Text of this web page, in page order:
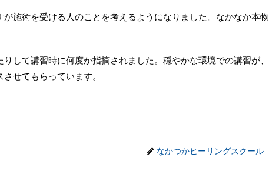
施術を受ける人のことを考えるようになりました。なかなか本物
して講習時に何度か指摘されました。穏やかな環境での講習が、
せてもらっています。
なかつかヒーリングスクール